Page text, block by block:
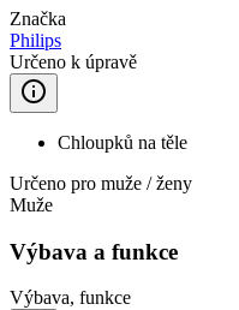
Značka
Philips
Určeno k úpravě
Chloupků na těle
Určeno pro muže / ženy
Muže
Výbava a funkce
Výbava, funkce